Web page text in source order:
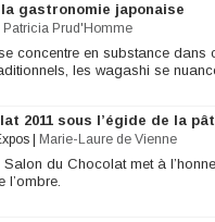
gastronomie japonaise
Patricia Prud'Homme
concentre en substance dans
les wagashi se
2011 sous l’égide de la
Marie-Laure de Vienne
du Chocolat met à
l’ombre.